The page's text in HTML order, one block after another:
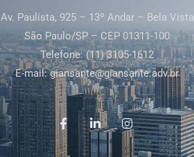
Av. Paulista, 925 – 13º Andar – Bela Vista
São Paulo/SP – CEP 01311-100
Telefone: (11) 3105-1612
E-mail:giansante@giansante.adv.br